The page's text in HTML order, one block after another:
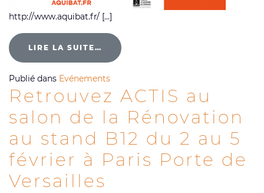
http://www.aquibat.fr/ […]
LIRE LA SUITE…
Publié dans Evénements
Retrouvez ACTIS au
salon de la Rénovation
au stand B12 du 2 au 5
février à Paris Porte de
Versailles